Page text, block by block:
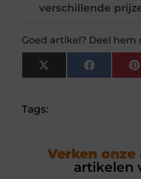
verschillende
Goed artikel? Deel hem
X
(Twitter)
Facebook
Tags:
Verken onze
artikelen